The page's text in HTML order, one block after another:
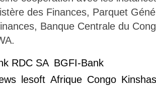
des Finances, Parquet
Banque Centrale du
RDC SA BGFI-Bank
lesoft Afrique Congo